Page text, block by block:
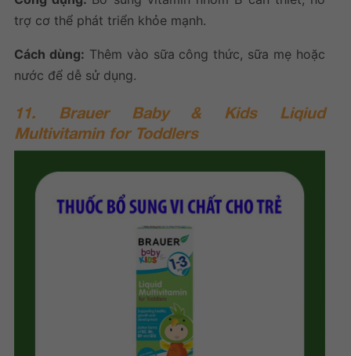
trợ cơ thể phát triển khỏe mạnh.
Cách dùng: Thêm vào sữa công thức, sữa mẹ hoặc
nước để dễ sử dụng.
11. Brauer Baby & Kids Liqiud
Multivitamin for Toddlers